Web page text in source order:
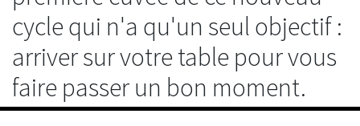
cycle qui n'a qu'un seul objectif :
arriver sur votre table pour vous
faire passer un bon moment.